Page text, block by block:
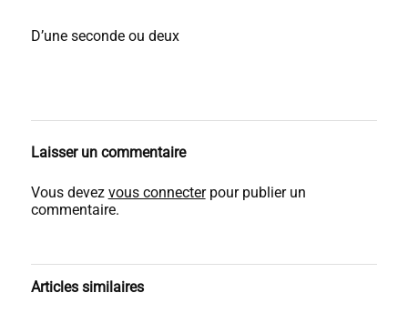
D’une seconde ou deux
Laisser un commentaire
Vous devez vous connecterpour publier un
commentaire.
Articles similaires